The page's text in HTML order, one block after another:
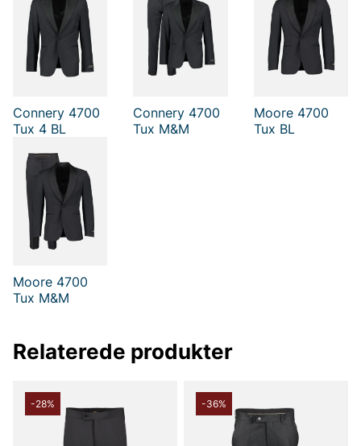
Connery 4700
Tux 4 BL
Connery 4700
Tux M&M
Moore 4700
Tux BL
Moore 4700
Tux M&M
Relaterede produkter
-28% -36%